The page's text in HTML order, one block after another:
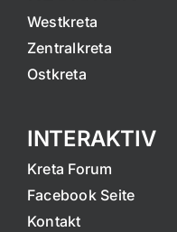
Westkreta
Zentralkreta
Ostkreta
INTERAKTIV
Kreta Forum
Facebook Seite
Kontakt